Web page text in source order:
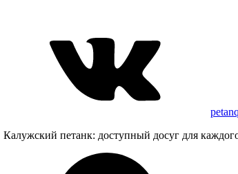
Калужский петанк: доступный досуг для